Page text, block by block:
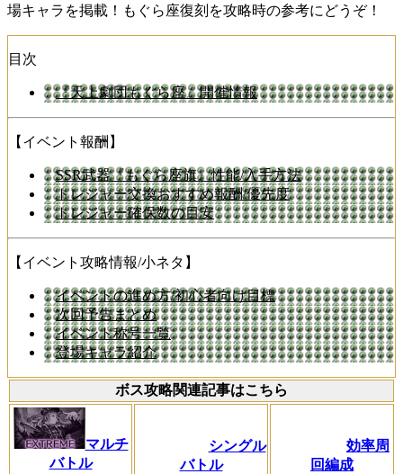
場キャラを掲載！もぐら座復刻を攻略時の参考にどうぞ！
目次
『天上劇団もぐら座』開催情報
【イベント報酬】
SSR武器『もぐら座旗』性能/入手方法
トレジャー交換おすすめ報酬/優先度
トレジャー確保数の目安
【イベント攻略情報/小ネタ】
イベントの進め方/初心者向け目標
次回予告まとめ
イベント称号一覧
登場キャラ紹介
ボス攻略関連記事はこちら
マルチ
バトル
シングル
バトル
効率周
回編成